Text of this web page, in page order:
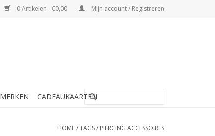
0 Artikelen - €0,00 Mijn account / Registreren
MERKEN CADEAUKAARTEN
HOME/TAGS/ PIERCING ACCESSOIRES